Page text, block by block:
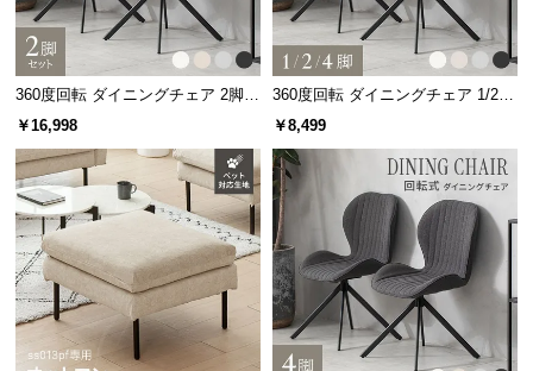
座り心地の良い円形座面
360度回転 ダイニングチェア 2脚セ
ット
￥16,998
360度回転 ダイニングチェア 1/2/4
脚セット
￥8,499